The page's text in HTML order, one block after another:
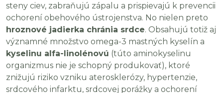
steny ciev, zabraňujú zápalu a prispievajú k prevencii
ochorení obehového ústrojenstva. No nielen preto
hroznové jadierka chránia srdce. Obsahujú totiž aj
významné množstvo omega-3 mastných kyselín a
kyselinu alfa-linolénovú (túto aminokyselinu
organizmus nie je schopný produkovať), ktoré
znižujú riziko vzniku aterosklerózy, hypertenzie,
srdcového infarktu, srdcovej porážky a ochorení